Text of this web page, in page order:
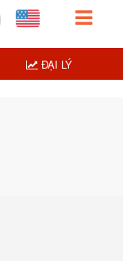
ĐẠI LÝ